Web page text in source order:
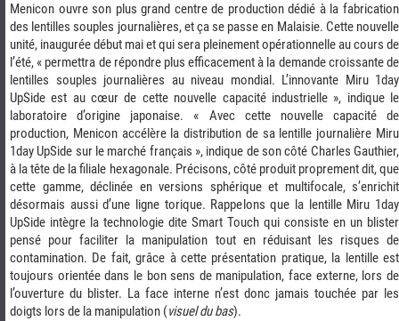
Menicon ouvre son plus grand centre de production dédié à la fabrication
des lentilles souples journalières, et ça se passe en Malaisie. Cette nouvelle
unité, inaugurée début mai et qui sera pleinement opérationnelle au cours de
l’été, « permettra de répondre plus efficacement à la demande croissante de
lentilles souples journalières au niveau mondial. L’innovante Miru 1day
UpSide est au cœur de cette nouvelle capacité industrielle », indique le
laboratoire d’origine japonaise. « Avec cette nouvelle capacité de
production, Menicon accélère la distribution de sa lentille journalière Miru
1day UpSide sur le marché français », indique de son côté Charles Gauthier,
à la tête de la filiale hexagonale. Précisons, côté produit proprement dit, que
cette gamme, déclinée en versions sphérique et multifocale, s’enrichit
désormais aussi d’une ligne torique. Rappelons que la lentille Miru 1day
UpSide intègre la technologie dite Smart Touch qui consiste en un blister
pensé pour faciliter la manipulation tout en réduisant les risques de
contamination. De fait, grâce à cette présentation pratique, la lentille est
toujours orientée dans le bon sens de manipulation, face externe, lors de
l’ouverture du blister. La face interne n’est donc jamais touchée par les
doigts lors de la manipulation (visuel du bas).